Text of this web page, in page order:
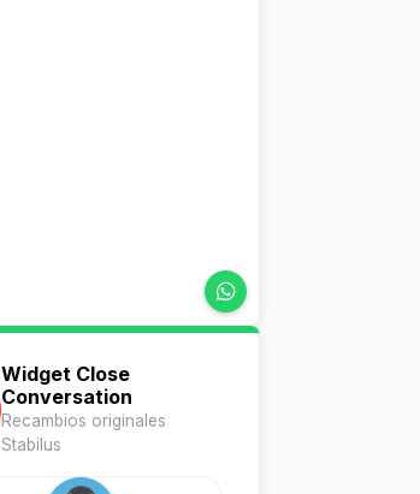
Widget Close
Conversation
Recambios originales
Stabilus